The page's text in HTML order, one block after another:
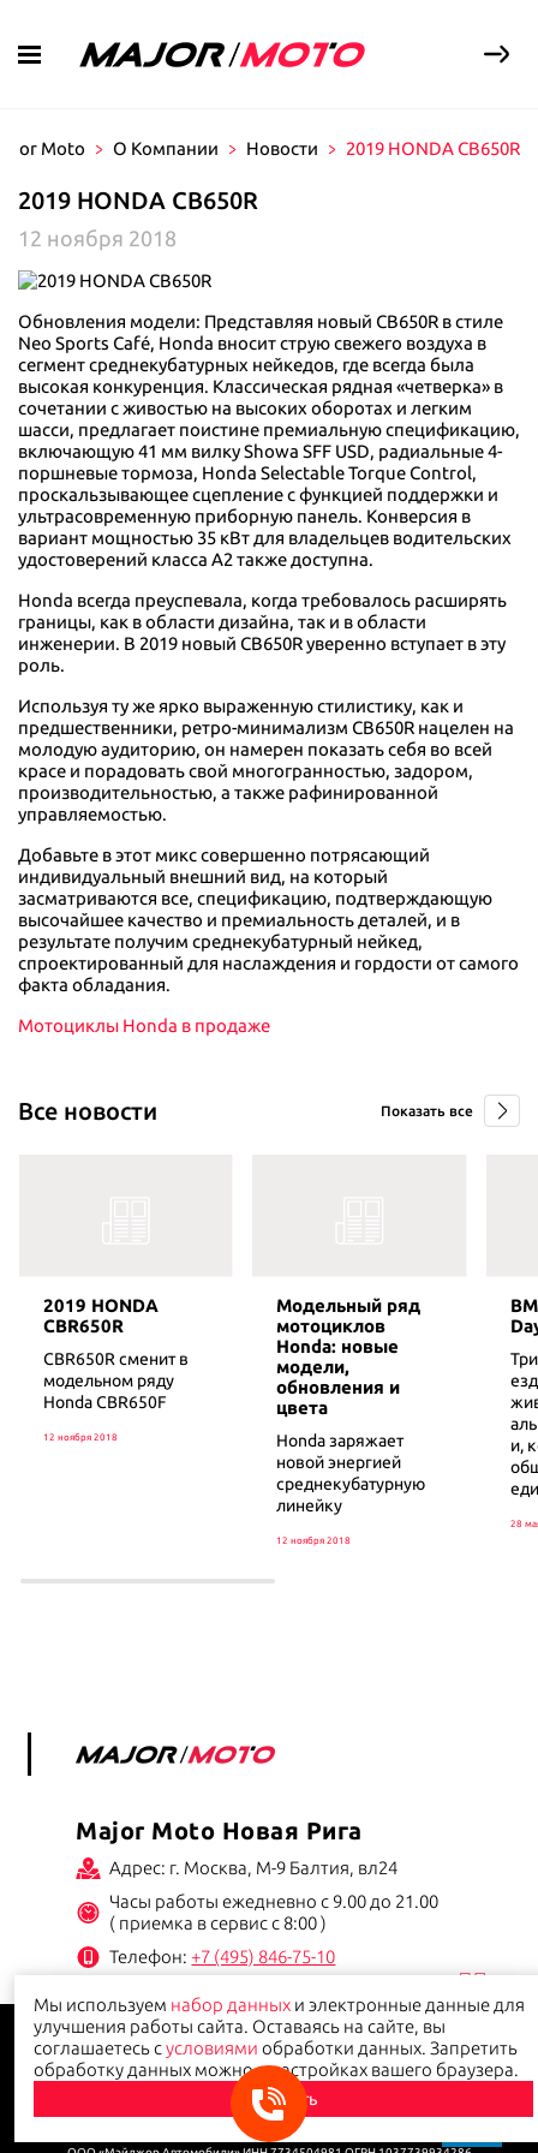
Мототехника в продаже
Новая мототехника
С пробегом
Услуги
Выкуп мототехники
Доставка
Major Finance
Страхование
Новая бонусная программа
Мотоэкипировка и дополнительное
оборудование
Сервис
Записаться на сервис
Ремонт
Уникальный сервис
Консервация и хранение
Запчасти
Акции и новости
Новости
Акции
Вопрос-ответ
Обзоры на технику
Экипировка
Контакты
Мотосалоны Новая Рига
Новорижское ш., 8 км. от МКАД
+7 (495) 846-75-10
Мы используем набор данных и электронные данные для
улучшения работы сайта. Оставаясь на сайте, вы
соглашаетесь сусловиями обработки данных. Запретить
обработку данных можно в настройках вашего браузера.
Принять
Moto О Компании Новости 2019 HONDA CB650R
2019 HONDA CB650R
12 ноября 2018
Обновления модели: Представляя новый CB650R в стиле
Neo Sports Café, Honda вносит струю свежего воздуха в
сегмент среднекубатурных нейкедов, где всегда была
высокая конкуренция. Классическая рядная «четверка» в
сочетании с живостью на высоких оборотах и легким
шасси, предлагает поистине премиальную спецификацию,
включающую 41 мм вилку Showa SFF USD, радиальные 4-
поршневые тормоза, Honda Selectable Torque Control,
проскальзывающее сцепление с функцией поддержки и
ультрасовременную приборную панель. Конверсия в
вариант мощностью 35 кВт для владельцев водительских
удостоверений класса А2 также доступна.
Honda всегда преуспевала, когда требовалось расширять
границы, как в области дизайна, так и в области
инженерии. В 2019 новый CB650R уверенно вступает в эту
роль.
Используя ту же ярко выраженную стилистику, как и
предшественники, ретро-минимализм CB650R нацелен на
молодую аудиторию, он намерен показать себя во всей
красе и порадовать свой многогранностью, задором,
производительностью, а также рафинированной
управляемостью.
Добавьте в этот микс совершенно потрясающий
индивидуальный внешний вид, на который
засматриваются все, спецификацию, подтверждающую
высочайшее качество и премиальность деталей, и в
результате получим среднекубатурный нейкед,
спроектированный для наслаждения и гордости от самого
факта обладания.
Мотоциклы Honda в продаже
Все новости Показать все
2019 HONDA
CBR650R
CBR650R сменит в
модельном ряду
Honda CBR650F
12 ноября 2018
Модельный ряд
мотоциклов
Honda: новые
модели,
обновления и
цвета
Honda заряжает
новой энергией
среднекубатурную
линейку
12 ноября 2018
и,
28
Major Moto Новая Рига
Адрес: г. Москва, М-9 Балтия, вл24
Часы работы ежедневно с 9.00 до 21.00
( приемка в сервис с 8:00 )
Телефон:+7 (495) 846-75-10
Данный сайт носит информационно-справочный характер и ни при каких условиях не
Политика конфиденциальности
© 2026Major-moto.ru- продажа мотоциклов, квадроциклов и другой мототехники в
Москве